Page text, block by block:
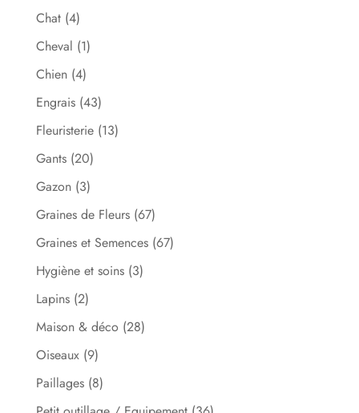
Chat (4)
Cheval (1)
Chien (4)
Engrais (43)
Fleuristerie (13)
Gants (20)
Gazon (3)
Graines de Fleurs (67)
Graines et Semences (67)
Hygiène et soins (3)
Lapins (2)
Maison & déco (28)
Oiseaux (9)
Paillages (8)